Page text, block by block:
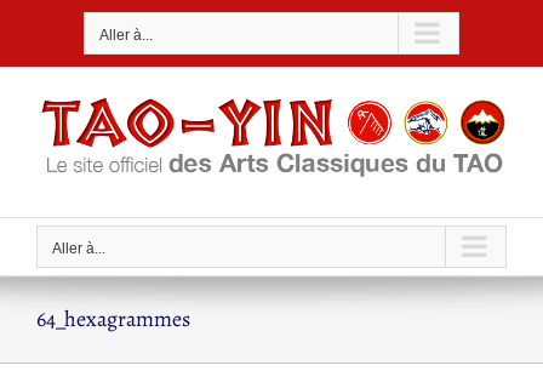
Aller à...
Aller à...
64_hexagrammes